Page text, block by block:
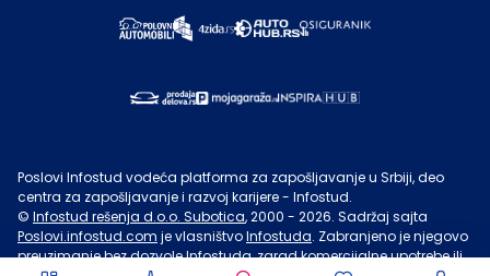
Poslovi Infostud vodeća platforma za zapošljavanje u Srbiji, deo
centra za zapošljavanje i razvoj karijere - Infostud.
© Infostud rešenja d.o.o. Subotica, 2000 - 2026. Sadržaj sajta
Poslovi.infostud.com je vlasništvoInfostuda. Zabranjeno je njegovo
preuzimanje bez dozvoleInfostuda, zarad komercijalne upotrebe ili